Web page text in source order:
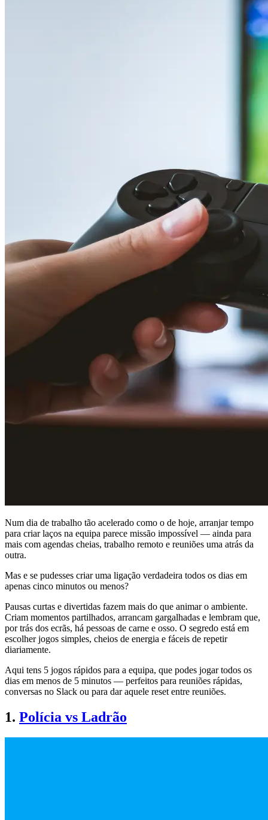
Num dia de trabalho tão acelerado como o de hoje, arranjar tempo
para criar laços na equipa parece missão impossível — ainda para
mais com agendas cheias, trabalho remoto e reuniões uma atrás da
outra.
Mas e se pudesses criar uma ligação verdadeira todos os dias em
apenas cinco minutos ou menos?
Pausas curtas e divertidas fazem mais do que animar o ambiente.
Criam momentos partilhados, arrancam gargalhadas e lembram que,
por trás dos ecrãs, há pessoas de carne e osso. O segredo está em
escolher jogos simples, cheios de energia e fáceis de repetir
diariamente.
Aqui tens 5 jogos rápidos para a equipa, que podes jogar todos os
dias em menos de 5 minutos — perfeitos para reuniões rápidas,
conversas no Slack ou para dar aquele reset entre reuniões.
1. Polícia vs Ladrão